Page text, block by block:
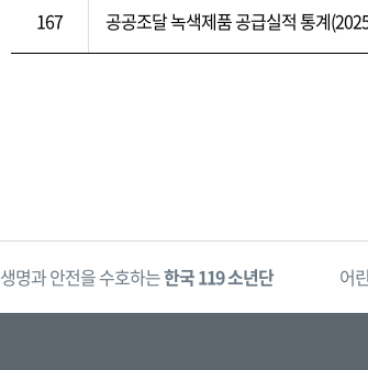
167 공공조달 녹색제품 공급실적 통계
생명과 안전을 수호하는한국 119 소년단 어